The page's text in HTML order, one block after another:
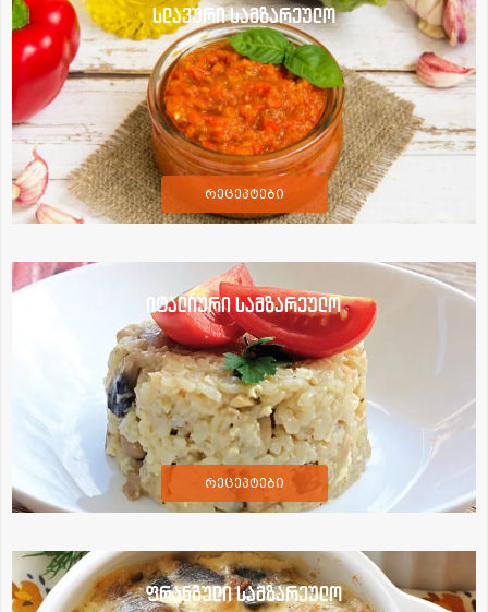
სლავური სამზარეულო
რეცეპტები
იტალიური სამზარეულო
რეცეპტები
ფრანგული სამზარეულო